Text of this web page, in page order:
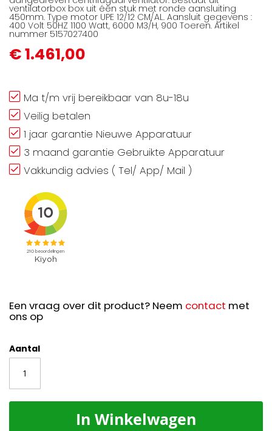
ventilatorbox box uit één stuk met ronde aansluiting
450mm. Type motor UPE 12/12 CM/AL. Aansluit gegevens :
400 Volt 50HZ 1100 Watt, 6000 M3/H, 900 Toeren. Artikel
nummer 5157027400
€ 1.461,00
Ma t/m vrij bereikbaar van 8u-18u
Veilig betalen
1 jaar garantie Nieuwe Apparatuur
3 maand garantie Gebruikte Apparatuur
Vakkundig advies ( Tel/ App/ Mail )
Een vraag over dit product? Neem contact met
ons op
Aantal
In Winkelwagen